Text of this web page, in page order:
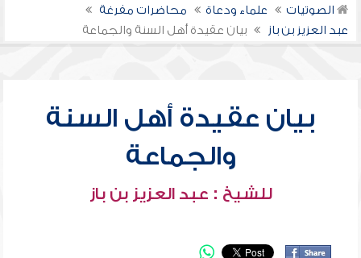
الصوتيات علماء ودعاة
محاضرات مفرغة
عبد العزيز بن باز
بيان عقيدة أهل السنة والجماعة
بيان عقيدة أهل السنة
والجماعة
للشيخ : عبد العزيز بن باز